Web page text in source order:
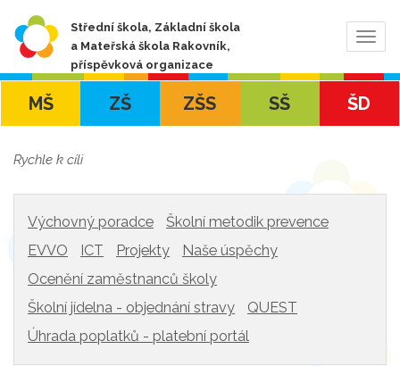
Střední škola, Základní škola
a Mateřská škola Rakovník,
příspěvková organizace
MŠ ZŠ ZŠS SŠ ŠD
Rychle k cíli
Výchovný poradce
Školní metodik prevence
EVVO
ICT Projekty
Naše úspěchy
Ocenění zaměstnanců školy
Školní jídelna - objednání stravy
QUEST
Úhrada poplatků - platební portál